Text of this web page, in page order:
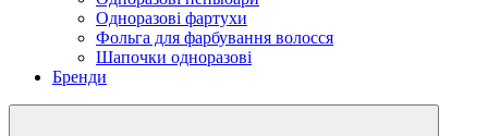
Одноразові фартухи
Фольга для фарбування волосся
Шапочки одноразові
Бренди